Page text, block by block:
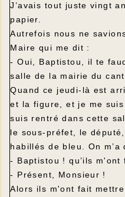
J’avais tout juste vingt
papier.
Autrefois nous ne
Maire qui me dit :
- Oui, Baptistou, il te
salle de la mairie du
Quand ce jeudi-là est
et la figure, et je me
suis rentré dans cette
le sous-préfet, le
habillés de bleu. On
- Baptistou ! qu’ils m'ont
- Présent, Monsieur !
Alors ils m'ont fait